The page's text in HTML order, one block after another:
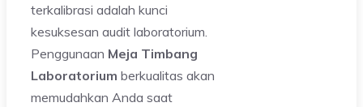
terkalibrasi adalah kunci
kesuksesan audit laboratorium.
Penggunaan Meja Timbang
Laboratorium berkualitas akan
memudahkan Anda saat